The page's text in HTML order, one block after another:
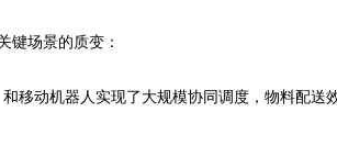
键场景的质变：
移动机器人实现了大规模协同调度，物料配